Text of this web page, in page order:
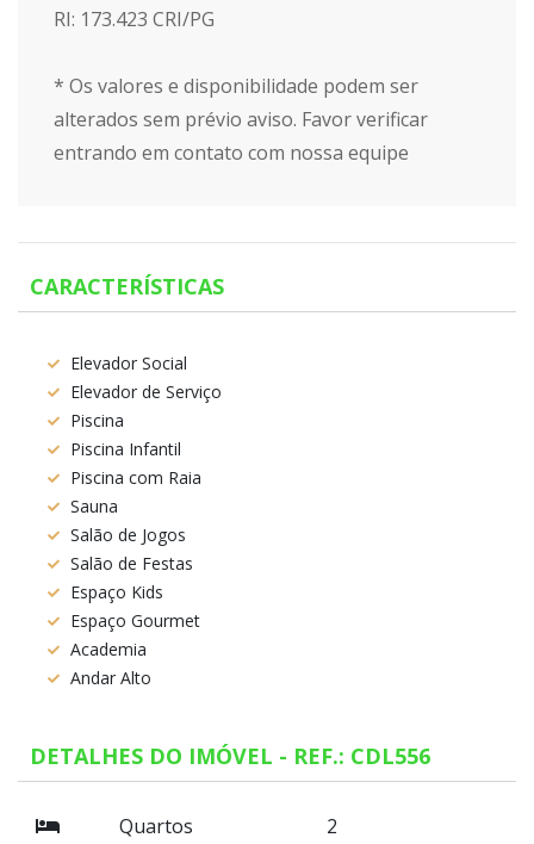
RI: 173.423 CRI/PG
* Os valores e disponibilidade podem ser
alterados sem prévio aviso. Favor verificar
entrando em contato com nossa equipe
CARACTERÍSTICAS
Elevador Social
Elevador de Serviço
Piscina
Piscina Infantil
Piscina com Raia
Sauna
Salão de Jogos
Salão de Festas
Espaço Kids
Espaço Gourmet
Academia
Andar Alto
DETALHES DO IMÓVEL - REF.: CDL556
Quartos
2